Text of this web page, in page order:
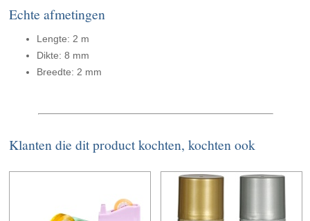
Echte afmetingen
Lengte: 2 m
Dikte: 8 mm
Breedte: 2 mm
Klanten die dit product kochten, kochten ook